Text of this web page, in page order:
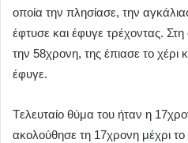
οποία την πλησίασε, την
έφτυσε και έφυγε τρέχοντας.
την 58χρονη, της έπιασε το χέρι
έφυγε.
Tελευταίο θύμα του ήταν η
ακολούθησε τη 17χρονη μέχρι το